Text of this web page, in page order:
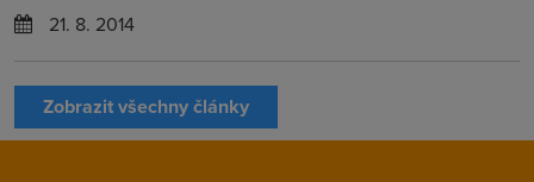
21. 8. 2014
Zobrazit všechny články